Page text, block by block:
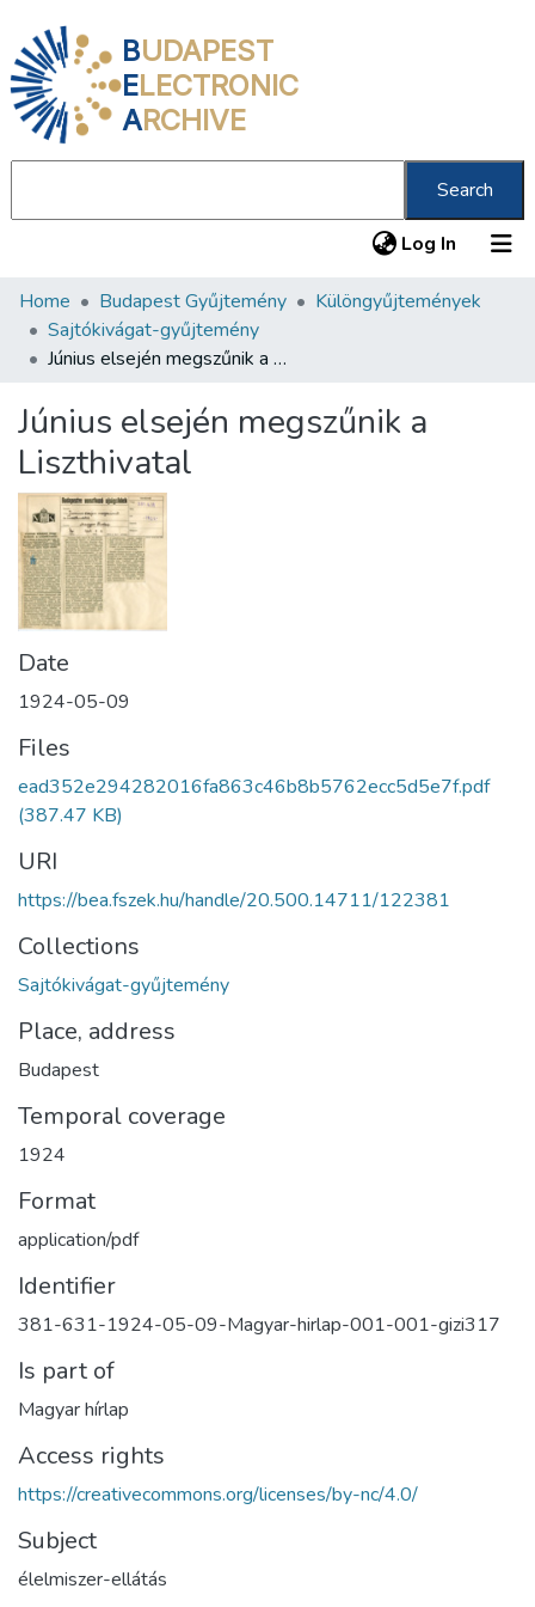
BUDAPEST
ELECTRONIC
ARCHIVE
Search
Log In (current)
Communities & Collections
All of DSpace
About us
Home Budapest Gyűjtemény
Különgyűjtemények
Sajtókivágat-gyűjtemény
Június elsején megszűnik a Liszthivatal
Június elsején megszűnik a
Liszthivatal
Date
1924-05-09
Files
ead352e294282016fa863c46b8b5762ecc5d5e7f.pdf
(387.47 KB)
URI
https://bea.fszek.hu/handle/20.500.14711/122381
Collections
Sajtókivágat-gyűjtemény
Place, address
Budapest
Temporal coverage
1924
Format
application/pdf
Identifier
381-631-1924-05-09-Magyar-hirlap-001-001-gizi317
Is part of
Magyar hírlap
Access rights
https://creativecommons.org/licenses/by-nc/4.0/
Subject
élelmiszer-ellátás